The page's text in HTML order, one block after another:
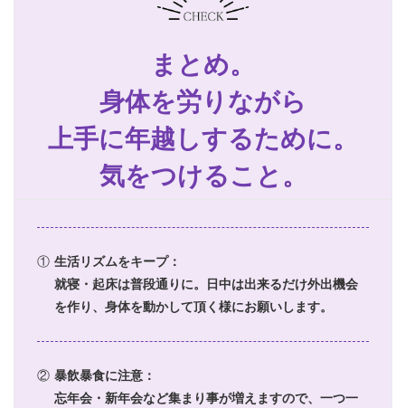
まとめ。
身体を労りながら
上手に年越しするために。
気をつけること。
① 生活リズムをキープ：
就寝・起床は普段通りに。日中は出来るだけ外出機会
を作り、身体を動かして頂く様にお願いします。
② 暴飲暴食に注意：
忘年会・新年会など集まり事が増えますので、一つ一